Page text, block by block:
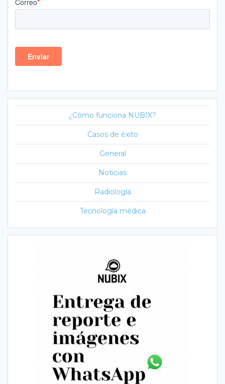
¿Cómo funciona NUBIX?
Casos de éxito
General
Noticias
Radiología
Tecnología médica